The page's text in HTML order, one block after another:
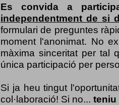
Es convida a
independentment de si
formulari de preguntes
moment l'anonimat. No
màxima sinceritat per tal
única participació per
Si ja heu tingut
col·laboració! Si no... teniu